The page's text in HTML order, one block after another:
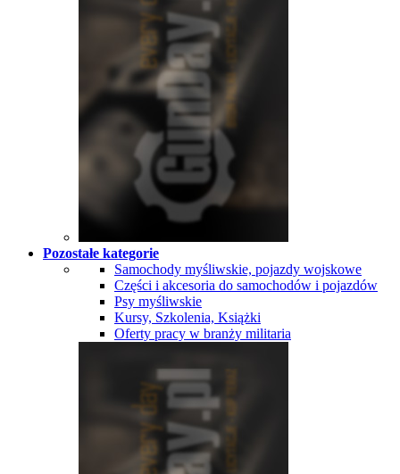
Pozostałe kategorie
Samochody myśliwskie, pojazdy wojskowe
Części i akcesoria do samochodów i pojazdów
Psy myśliwskie
Kursy, Szkolenia, Książki
Oferty pracy w branży militaria